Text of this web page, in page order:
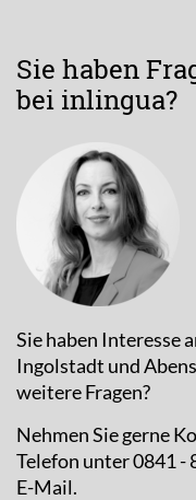
Sie haben
bei inlingua?
Sie haben Interesse
Ingolstadt und
weitere Fragen?
Nehmen Sie gerne
Telefon unter 0841 -
E-Mail.